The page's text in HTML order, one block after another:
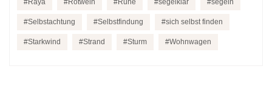
Selbstachtung Selbstfindung sich selbst finden
Starkwind Strand Sturm Wohnwagen